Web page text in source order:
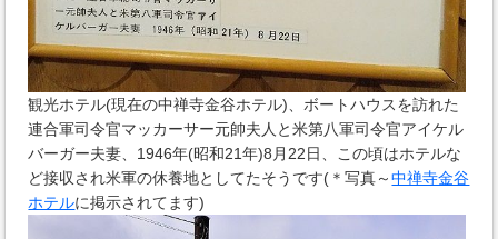
観光ホテル(現在の中禅寺金谷ホテル)、ボートハウスを訪れた
連合軍司令官マッカーサー元帥夫人と米第八軍司令官アイケル
バーガー夫妻、1946年(昭和21年)8月22日、この頃はホテルな
ど接収され米軍の休養地としてたそうです(＊写真～中禅寺金谷
ホテルに掲示されてます)